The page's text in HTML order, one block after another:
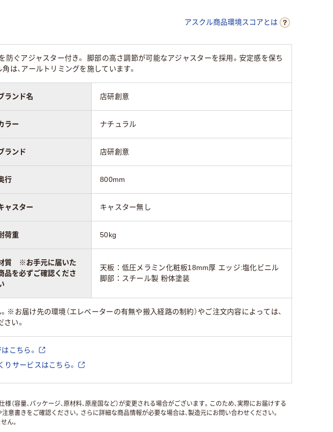
アスクル商品環境スコアとは
ぐアジャスター付き。 脚部の高さ調節が可能なアジャスターを採用。安定感を保ち
は、アールトリミングを施しています。
ランド名 店研創意
ラー ナチュラル
ランド 店研創意
行 800mm
ャスター キャスター無し
荷重 50kg
質 ※お手元に届いた
品を必ずご確認くださ
天板：低圧メラミン化粧板18mm厚 エッジ:塩化ビニル
脚部：スチール製 粉体塗装
※お届け先の環境（エレベーターの有無や搬入経路の制約）やご注文内容によっては、
い。
こちら。
りサービスはこちら。
容量、パッケージ、原材料、原産国など）が変更される場合がございます。このため、実際にお届けする
書きをご確認ください。さらに詳細な商品情報が必要な場合は、製造元にお問い合わせください。
ん。